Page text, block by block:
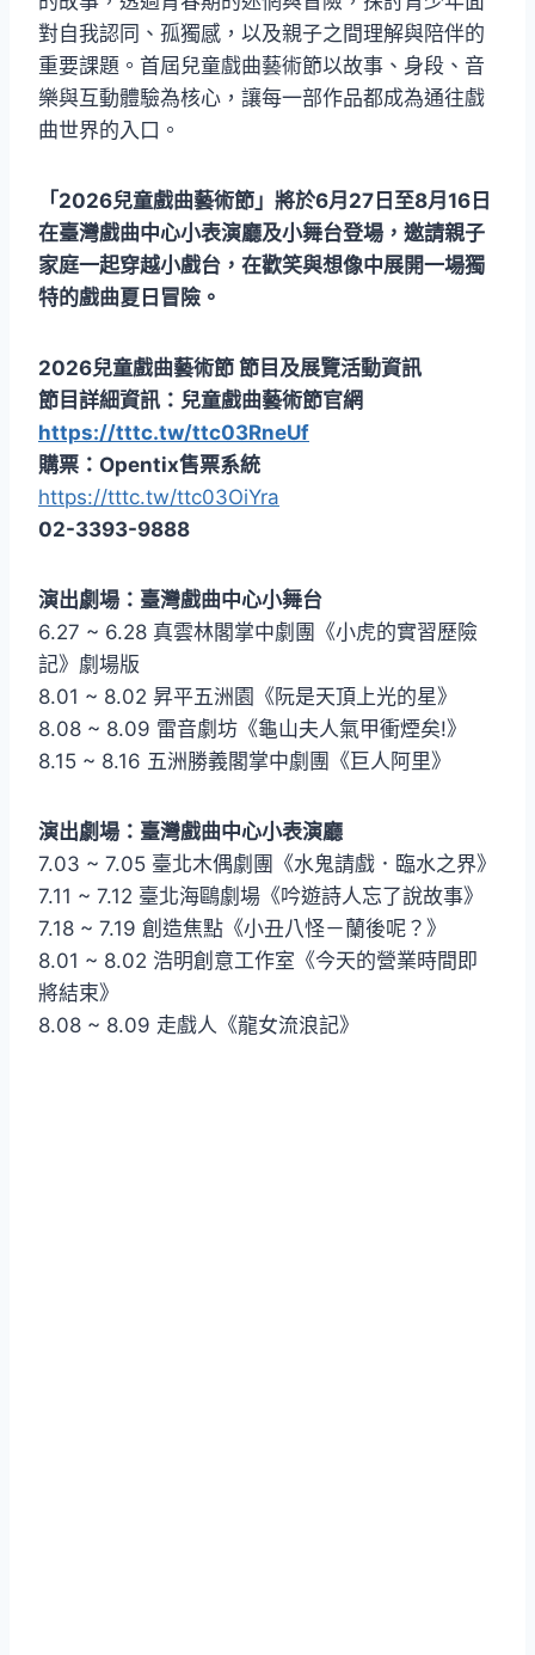
對自我認同、孤獨感，以及親子之間理解與陪伴的
重要課題。首屆兒童戲曲藝術節以故事、身段、音
樂與互動體驗為核心，讓每一部作品都成為通往戲
曲世界的入口。
「2026兒童戲曲藝術節」將於6月27日至8月16日
在臺灣戲曲中心小表演廳及小舞台登場，邀請親子
家庭一起穿越小戲台，在歡笑與想像中展開一場獨
特的戲曲夏日冒險。
2026兒童戲曲藝術節 節目及展覽活動資訊
節目詳細資訊：兒童戲曲藝術節官網
https://tttc.tw/ttc03RneUf
購票：Opentix售票系統
https://tttc.tw/ttc03OiYra
02-3393-9888
演出劇場：臺灣戲曲中心小舞台
6.27 ~ 6.28 真雲林閣掌中劇團《小虎的實習歷險
記》劇場版
8.01 ~ 8.02 昇平五洲園《阮是天頂上光的星》
8.08 ~ 8.09 雷音劇坊《龜山夫人氣甲衝煙矣!》
8.15 ~ 8.16 五洲勝義閣掌中劇團《巨人阿里》
演出劇場：臺灣戲曲中心小表演廳
7.03 ~ 7.05 臺北木偶劇團《水鬼請戲．臨水之界》
7.11 ~ 7.12 臺北海鷗劇場《吟遊詩人忘了說故事》
7.18 ~ 7.19 創造焦點《小丑八怪－蘭後呢？》
8.01 ~ 8.02 浩明創意工作室《今天的營業時間即
將結束》
8.08 ~ 8.09 走戲人《龍女流浪記》